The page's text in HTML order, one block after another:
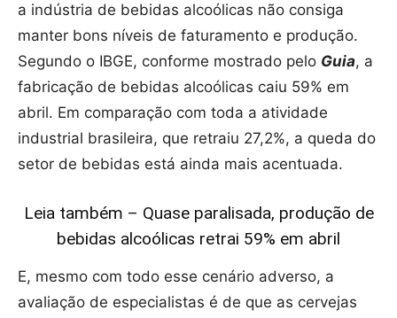
a indústria de bebidas alcoólicas não consiga
manter bons níveis de faturamento e produção.
Segundo o IBGE, conforme mostrado pelo Guia, a
fabricação de bebidas alcoólicas caiu 59% em
abril. Em comparação com toda a atividade
industrial brasileira, que retraiu 27,2%, a queda do
setor de bebidas está ainda mais acentuada.
Leia também – Quase paralisada, produção de
bebidas alcoólicas retrai 59% em abril
E, mesmo com todo esse cenário adverso, a
avaliação de especialistas é de que as cervejas